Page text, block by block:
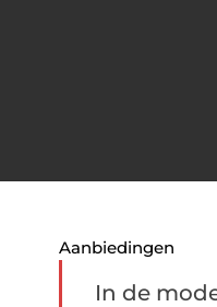
Aanbiedingen
In de